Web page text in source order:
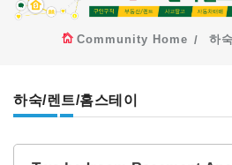
Community Home 하
하숙/렌트/홈스테이